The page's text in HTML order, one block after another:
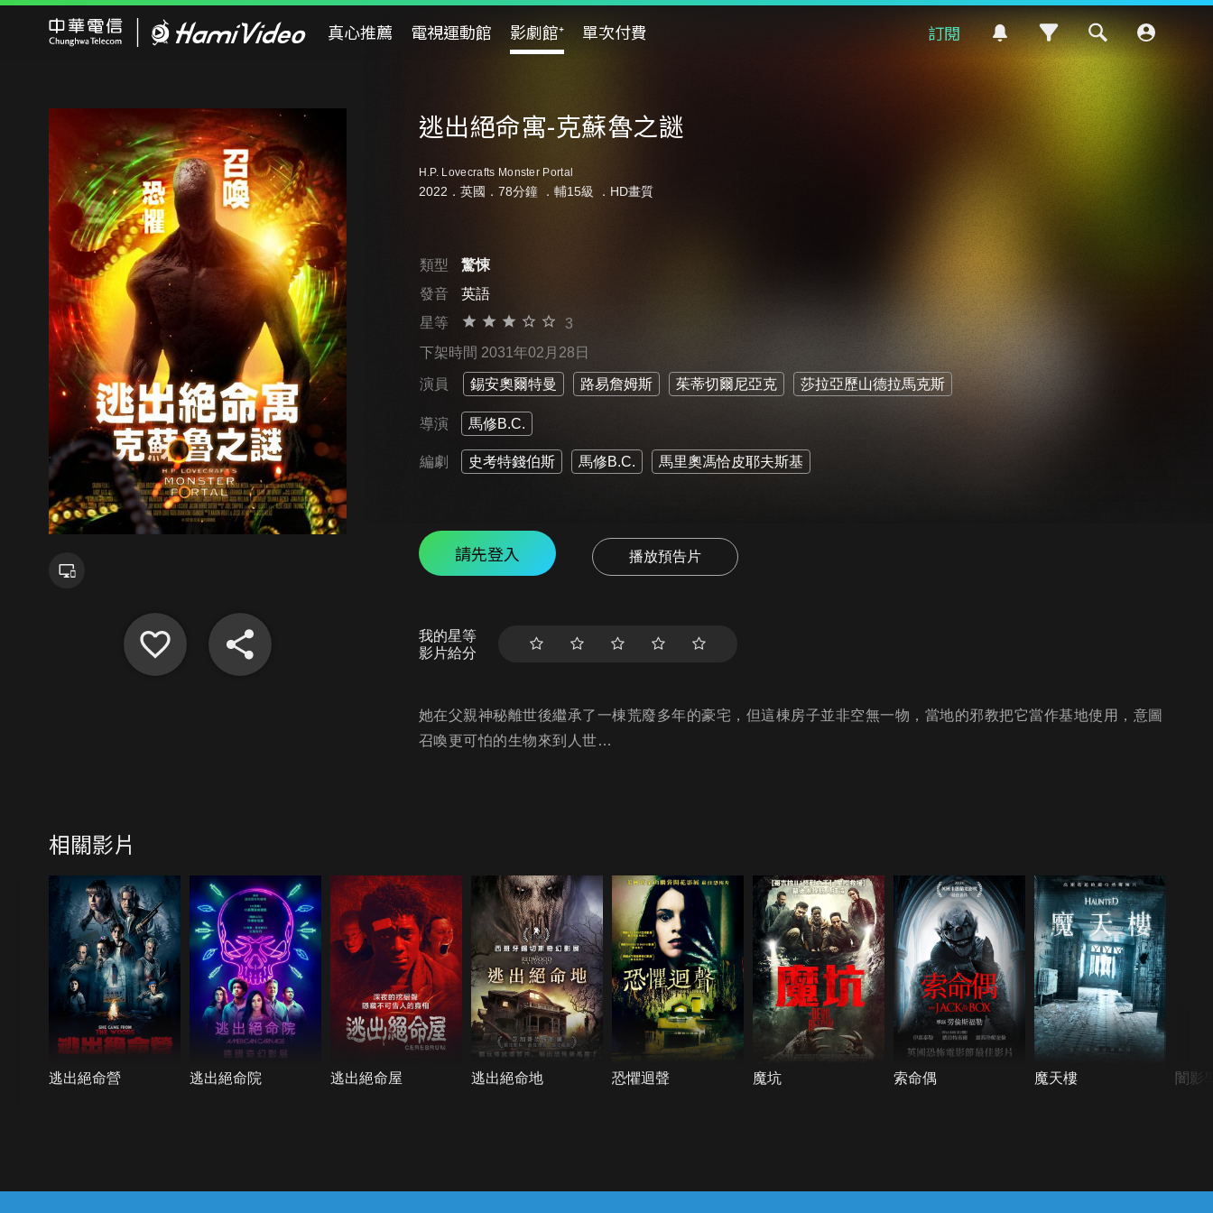
真心推薦 電視運動館 影劇館⁺ 單次付費 訂閱
逃出絕命寓-克蘇魯之謎
H.P. Lovecrafts Monster Portal
2022．英國．78分鐘 ． 輔15級 ．HD畫質
類型
驚悚
發音
英語
星等
3
下架時間 2031年02月28日
演員 錫安奧爾特曼 路易詹姆斯 茱蒂切爾尼亞克 莎拉亞歷山德拉馬克斯
導演 馬修B.C.
編劇 史考特錢伯斯 馬修B.C. 馬里奧馮恰皮耶夫斯基
請先登入 播放預告片
我的星等
影片給分
她在父親神秘離世後繼承了一棟荒廢多年的豪宅，但這棟房子並非空無一物，當地的邪教把它當作基地使用，意圖
召喚更可怕的生物來到人世…
相關影片
逃出絕命營 逃出絕命院 逃出絕命屋 逃出絕命地 恐懼迴聲 魔坑 索命偶 魔天樓 闇影